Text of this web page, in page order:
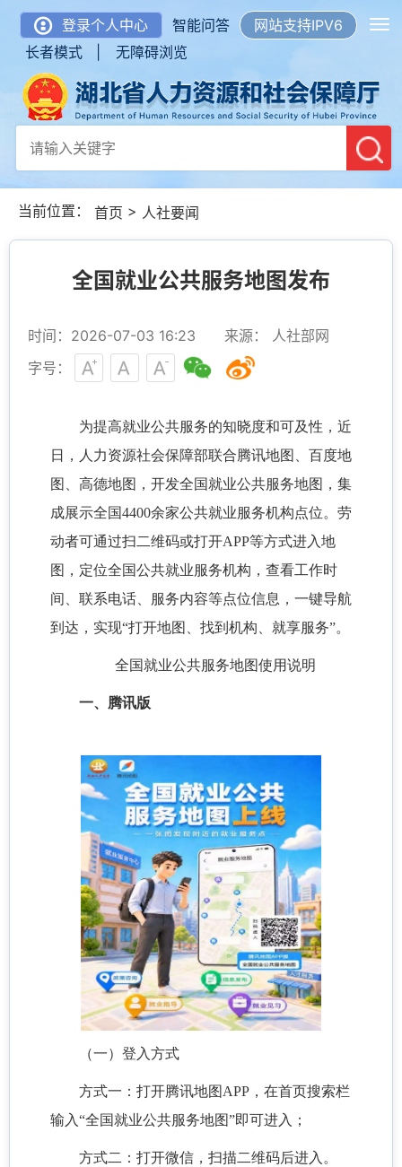
登录个人中心 智能问答
网站支持IPV6
长者模式 |
无障碍浏览
当前位置： 首页 > 人社要闻
全国就业公共服务地图发布
时间：2026-07-03 16:23
来源： 人社部网
字号：
为提高就业公共服务的知晓度和可及性，近
日，人力资源社会保障部联合腾讯地图、百度地
图、高德地图，开发全国就业公共服务地图，集
成展示全国4400余家公共就业服务机构点位。劳
动者可通过扫二维码或打开APP等方式进入地
图，定位全国公共就业服务机构，查看工作时
间、联系电话、服务内容等点位信息，一键导航
到达，实现“打开地图、找到机构、就享服务”。
全国就业公共服务地图使用说明
一、腾讯版
（一）登入方式
方式一：打开腾讯地图APP，在首页搜索栏
输入“全国就业公共服务地图”即可进入；
方式二：打开微信，扫描二维码后进入。